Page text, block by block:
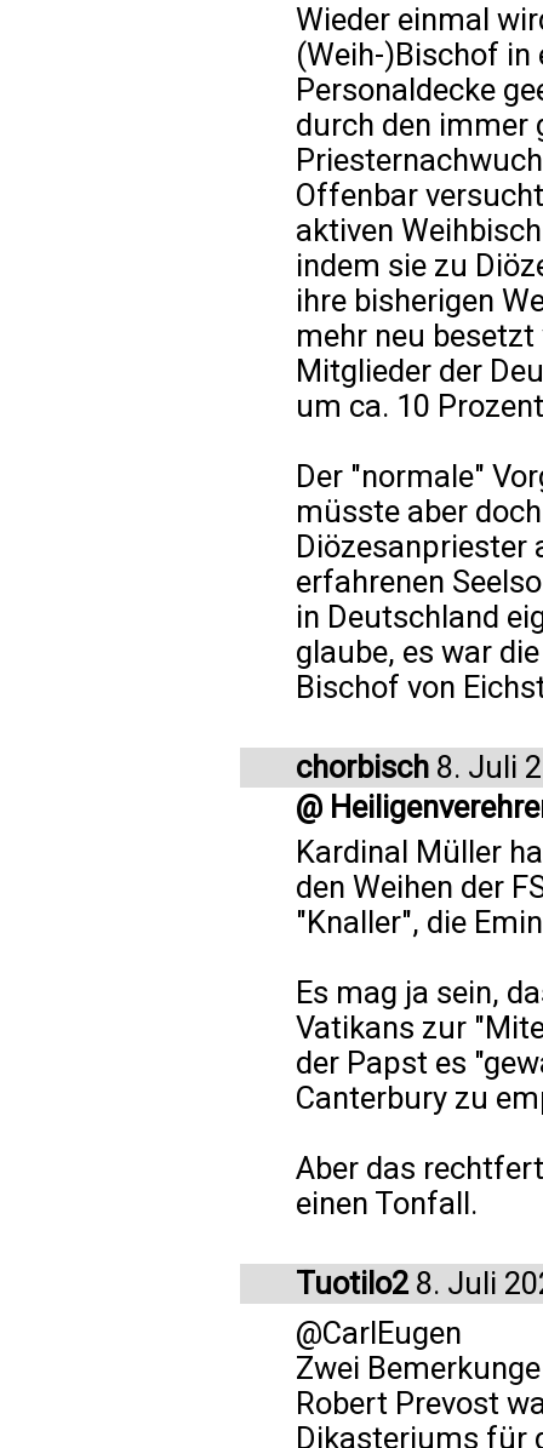
Wieder einmal
(Weih-)Bischof
Personaldecke
durch den immer
Offenbar
aktiven
indem sie zu
ihre bisherigen
mehr neu
Mitglieder der
um ca. 10
Der "normale"
müsste aber
Diözesanpriester
erfahrenen
in Deutschland
glaube, es war
Bischof von
chorbisch 8. Juli
@
Kardinal Müller
den Weihen der
"Knaller", die
Es mag ja sein,
Vatikans zur
der Papst es
Canterbury zu
Aber das
einen Tonfall.
Tuotilo2 8. Juli
@CarlEugen
Zwei
Robert Prevost
Dikasteriums für